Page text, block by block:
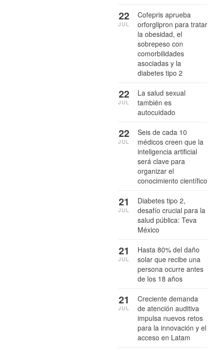
Cofepris aprueba
orforglipron para tratar
la obesidad, el
sobrepeso con
comorbilidades
asociadas y la
diabetes tipo 2
22
JUL
La salud sexual
también es
autocuidado
22
JUL
Seis de cada 10
médicos creen que la
inteligencia artificial
será clave para
organizar el
conocimiento científico
22
JUL
Diabetes tipo 2,
desafío crucial para la
salud pública: Teva
México
21
JUL
Hasta 80% del daño
solar que recibe una
persona ocurre antes
de los 18 años
21
JUL
Creciente demanda
de atención auditiva
impulsa nuevos retos
para la innovación y el
acceso en Latam
21
JUL